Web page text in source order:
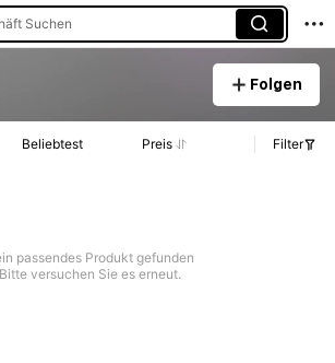
Suchen
Folgen
Beliebtest Preis Filter
passendes Produkt gefunden
Bitte versuchen Sie es erneut.